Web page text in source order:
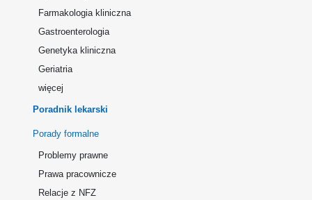
Farmakologia kliniczna
Gastroenterologia
Genetyka kliniczna
Geriatria
więcej
Poradnik lekarski
Porady formalne
Problemy prawne
Prawa pracownicze
Relacje z NFZ